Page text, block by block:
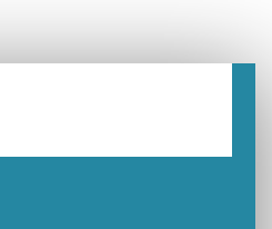
la Médiathèque Cinéma 4C